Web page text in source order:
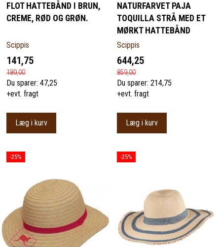
FLOT HATTEBÅND I BRUN,
CREME, RØD OG GRØN.
Scippis
141,75
189,00
Du sparer: 47,25
+evt. fragt
Læg i kurv
NATURFARVET PAJA
TOQUILLA STRÅ MED ET
MØRKT HATTEBÅND
Scippis
644,25
859,00
Du sparer: 214,75
+evt. fragt
Læg i kurv
-25% -25%